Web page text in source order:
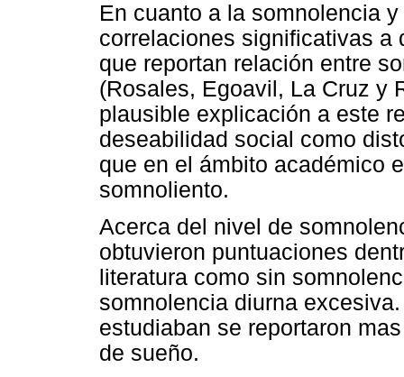
En cuanto a la somnolencia
correlaciones significativas a
que reportan relación entre
(Rosales, Egoavil, La Cruz y
plausible explicación a este
deseabilidad social como
que en el ámbito académico
somnoliento.
Acerca del nivel de
obtuvieron puntuaciones
literatura como sin
somnolencia diurna
estudiaban se reportaron
de sueño.